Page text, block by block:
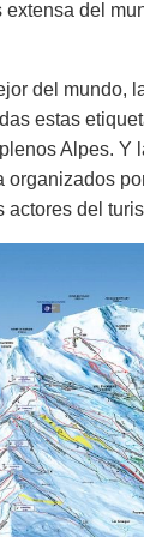
del
del mundo,
estas
Alpes. Y
del